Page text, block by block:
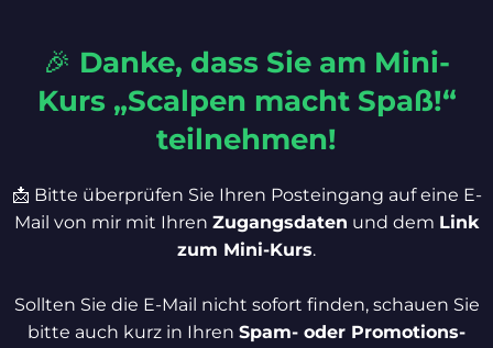
🎉 Danke, dass Sie am Mini-
Kurs „Scalpen macht Spaß!“
teilnehmen!
📩 Bitte überprüfen Sie Ihren Posteingang auf eine E-
Mail von mir mit Ihren Zugangsdaten und dem Link
zum Mini-Kurs.
Sollten Sie die E-Mail nicht sofort finden, schauen Sie
bitte auch kurz in Ihren Spam- oder Promotions-